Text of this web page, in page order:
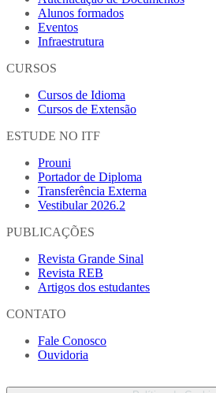
Alunos formados
Eventos
Infraestrutura
CURSOS
Cursos de Idioma
Cursos de Extensão
ESTUDE NO ITF
Prouni
Portador de Diploma
Transferência Externa
Vestibular 2026.2
PUBLICAÇÕES
Revista Grande Sinal
Revista REB
Artigos dos estudantes
CONTATO
Fale Conosco
Ouvidoria